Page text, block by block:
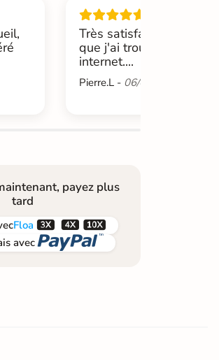
Très satisfait de cette
que j'ai trouvée par
internet....
Pierre.L - 06/08/2026
payez plus
tard
Floa  
avec 